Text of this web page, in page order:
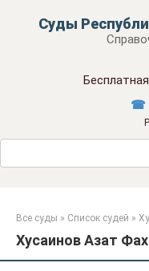
Суды
☎
Поиск:
Все суды » Список судей »
Хусаинов Азат